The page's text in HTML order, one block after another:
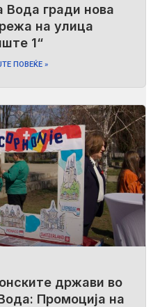
гради нова
на улица
1“
ПОВЕЌЕ »
држави во
Промоција на